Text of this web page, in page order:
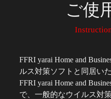
ご使
FFRI yarai Home and
ルス対策ソフトと同居い
FFRI yarai Home and
で、一般的なウイルス対